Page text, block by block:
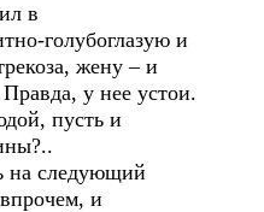
в
голубоглазую и
жену – и
у нее устои.
пусть и
следующий
и